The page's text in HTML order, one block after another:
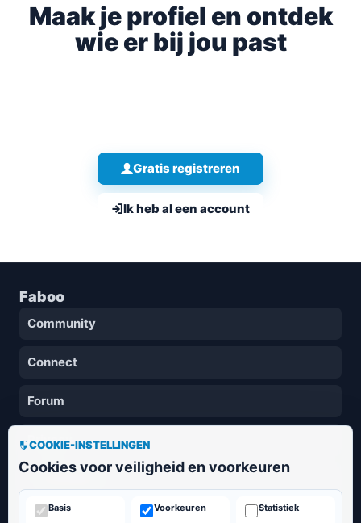
Maak je profiel en ontdek
wie er bij jou past
Gratis registreren
Ik heb al een account
Faboo
Community
Connect
Forum
Privacy
Voorwaarden
Veiligheid
COOKIE-INSTELLINGEN
Cookies voor veiligheid en voorkeuren
Basis Voorkeuren Statistiek